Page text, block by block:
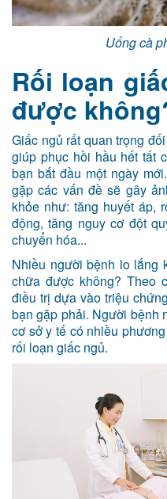
Uống cà
Rối loạn
được
Giấc ngủ rất quan trọng
giúp phục hồi hầu hết tất
bạn bắt đầu một ngày
gặp các vấn đề sẽ gây
khỏe như: tăng huyết áp,
động, tăng nguy cơ đột
chuyển hóa...
Nhiều người bệnh lo lắng
chữa được không? Theo
điều trị dựa vào triệu
bạn gặp phải. Người bệnh
cơ sở y tế có nhiều
rối loạn giấc ngủ.